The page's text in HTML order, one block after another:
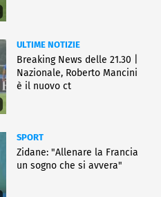
ULTIME NOTIZIE
Breaking News delle 21.30 |
Nazionale, Roberto Mancini
è il nuovo ct
SPORT
Zidane: "Allenare la Francia
un sogno che si avvera"